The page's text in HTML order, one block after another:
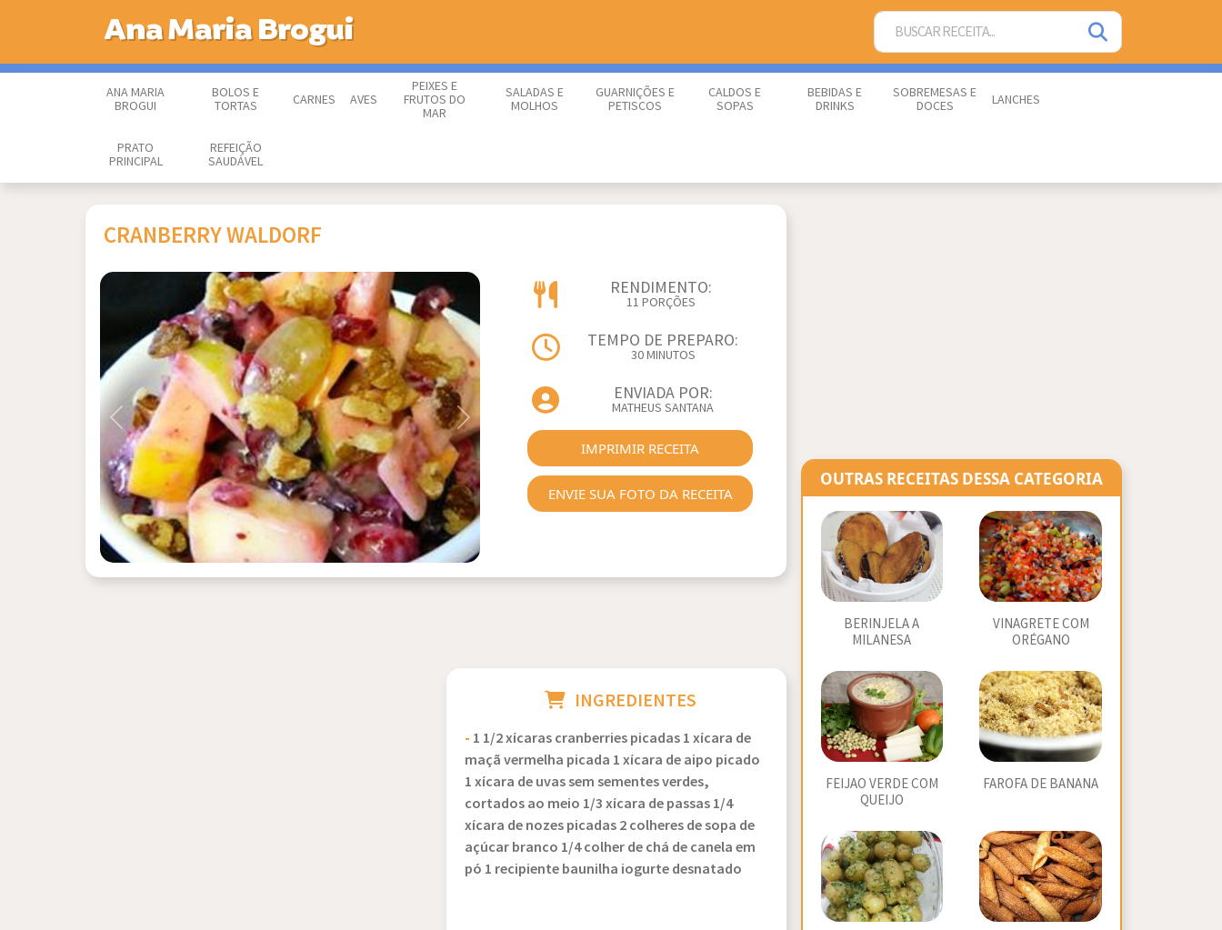
Ana Maria Brogui
ANA MARIA
BROGUI
BOLOS E
TORTAS
CARNES AVES
PEIXES E
FRUTOS DO
MAR
SALADAS E
MOLHOS
GUARNIÇÕES E
PETISCOS
CALDOS E
SOPAS
BEBIDAS E
DRINKS
SOBREMESAS E
DOCES
LANCHES
PRATO
PRINCIPAL
REFEIÇÃO
SAUDÁVEL
CRANBERRY WALDORF
Previous Next
RENDIMENTO:
11 PORÇÕES
TEMPO DE PREPARO:
30 MINUTOS
ENVIADA POR:
MATHEUS SANTANA
IMPRIMIR RECEITA
ENVIE SUA FOTO DA RECEITA
INGREDIENTES
- 1 1/2 xícaras cranberries picadas 1 xícara de
maçã vermelha picada 1 xícara de aipo picado
1 xícara de uvas sem sementes verdes,
cortados ao meio 1/3 xícara de passas 1/4
xícara de nozes picadas 2 colheres de sopa de
açúcar branco 1/4 colher de chá de canela em
pó 1 recipiente baunilha iogurte desnatado
OUTRAS RECEITAS DESSA CATEGORIA
BERINJELA A
MILANESA
VINAGRETE COM
ORÉGANO
FEIJAO VERDE COM
QUEIJO
FAROFA DE BANANA